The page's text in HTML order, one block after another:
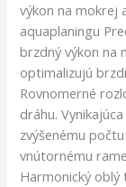
výkon na mokrej
aquaplaningu
brzdný výkon na
optimalizujú
Rovnomerné
dráhu.
zvýšenému
vnútornému
Harmonický